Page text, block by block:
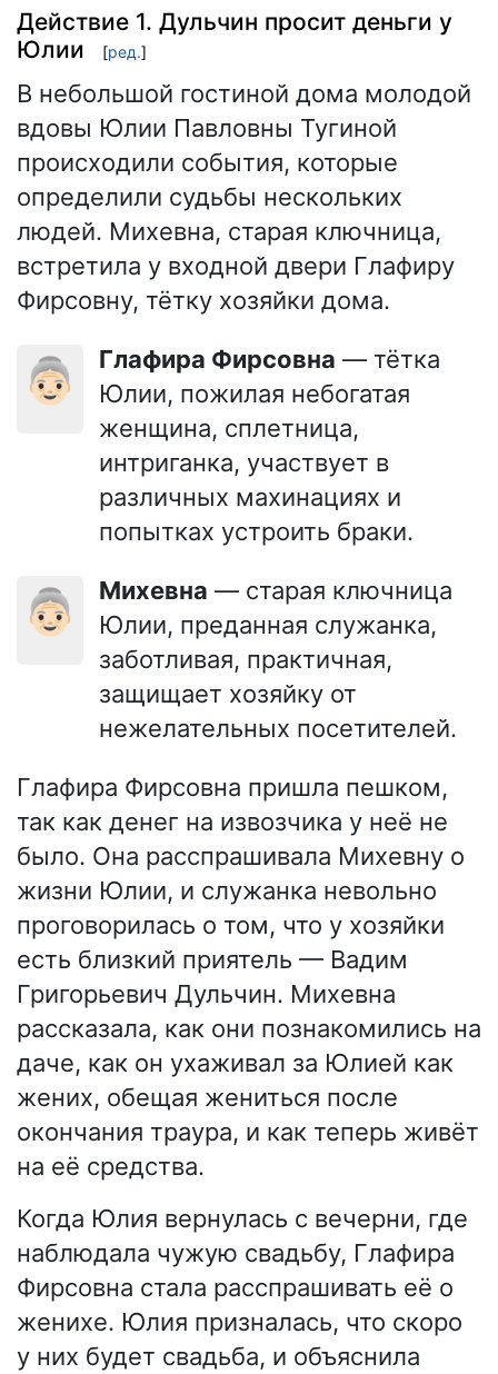
Действие 1. Дульчин просит деньги у
Юлии
[ред.]
В небольшой гостиной дома молодой
вдовы Юлии Павловны Тугиной
происходили события, которые
определили судьбы нескольких
людей. Михевна, старая ключница,
встретила у входной двери Глафиру
Фирсовну, тётку хозяйки дома.
👵🏻 Глафира Фирсовна — тётка
Юлии, пожилая небогатая
женщина, сплетница,
интриганка, участвует в
различных махинациях и
попытках устроить браки.
👵🏻 Михевна — старая ключница
Юлии, преданная служанка,
заботливая, практичная,
защищает хозяйку от
нежелательных посетителей.
Глафира Фирсовна пришла пешком,
так как денег на извозчика у неё не
было. Она расспрашивала Михевну о
жизни Юлии, и служанка невольно
проговорилась о том, что у хозяйки
есть близкий приятель — Вадим
Григорьевич Дульчин. Михевна
рассказала, как они познакомились на
даче, как он ухаживал за Юлией как
жених, обещая жениться после
окончания траура, и как теперь живёт
на её средства.
Когда Юлия вернулась с вечерни, где
наблюдала чужую свадьбу, Глафира
Фирсовна стала расспрашивать её о
женихе. Юлия призналась, что скоро
у них будет свадьба, и объяснила